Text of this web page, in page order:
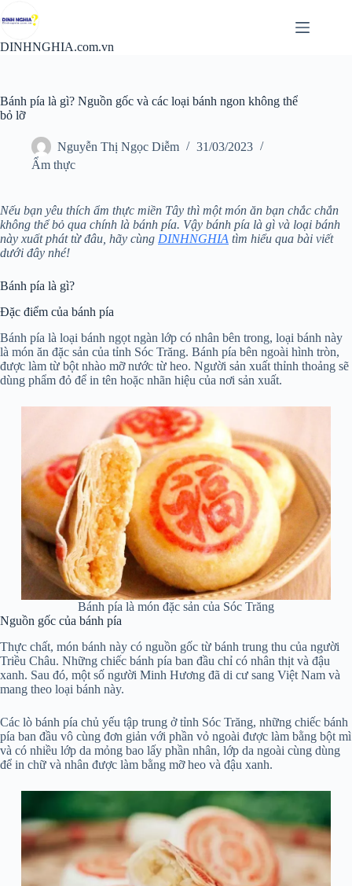
đến
nội
DINHNGHIA.com.vn
Bánh pía là gì? Nguồn gốc và các loại bánh ngon không thể
bỏ lỡ
Nguyễn Thị Ngọc Diễm
31/03/2023
Ẩm thực
Nếu bạn yêu thích ẩm thực miền Tây thì một món ăn bạn chắc chắn
không thể bỏ qua chính là bánh pía. Vậy bánh pía là gì và loại bánh
này xuất phát từ đâu, hãy cùng DINHNGHIA tìm hiểu qua bài viết
dưới đây nhé!
Bánh pía là gì?
Đặc điểm của bánh pía
Bánh pía là loại bánh ngọt ngàn lớp có nhân bên trong, loại bánh này
là món ăn đặc sản của tỉnh Sóc Trăng. Bánh pía bên ngoài hình tròn,
được làm từ bột nhào mỡ nước từ heo. Người sản xuất thỉnh thoảng sẽ
dùng phẩm đỏ để in tên hoặc nhãn hiệu của nơi sản xuất.
Bánh pía là món đặc sản của Sóc Trăng
Nguồn gốc của bánh pía
Thực chất, món bánh này có nguồn gốc từ bánh trung thu của người
Triều Châu. Những chiếc bánh pía ban đầu chỉ có nhân thịt và đậu
xanh. Sau đó, một số người Minh Hương đã di cư sang Việt Nam và
mang theo loại bánh này.
Các lò bánh pía chủ yếu tập trung ở tỉnh Sóc Trăng, những chiếc bánh
pía ban đầu vô cùng đơn giản với phần vỏ ngoài được làm bằng bột mì
và có nhiều lớp da mỏng bao lấy phần nhân, lớp da ngoài cùng dùng
để in chữ và nhân được làm bằng mỡ heo và đậu xanh.